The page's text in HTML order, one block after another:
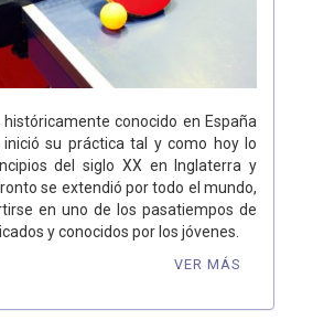
históricamente conocido en España
su práctica tal y como hoy lo
del siglo XX en Inglaterra y
se extendió por todo el mundo,
en uno de los pasatiempos de
y conocidos por los jóvenes.
VER MÁS